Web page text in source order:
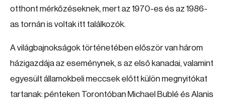
otthont mérkőzéseknek, mert az 1970-es és az 1986-
as tornán is voltak itt találkozók.
A világbajnokságok történetében először van három
házigazdája az eseménynek, s az első kanadai, valamint
egyesült államokbeli meccsek előtt külön megnyitókat
tartanak: pénteken Torontóban Michael Bublé és Alanis